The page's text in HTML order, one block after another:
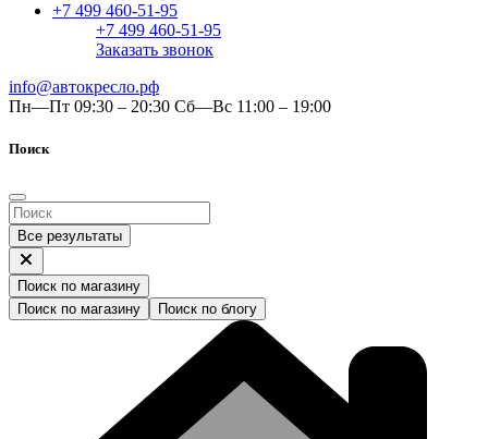
+7 499 460-51-95
+7 499 460-51-95
Заказать звонок
info@автокресло.рф
Пн—Пт 09:30 – 20:30 Сб—Вс 11:00 – 19:00
Поиск
Все результаты
Поиск по магазину
Поиск по магазину
Поиск по блогу